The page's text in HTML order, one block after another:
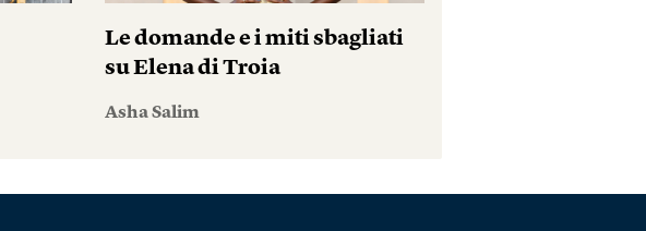
Le domande e i miti sbagliati
su Elena di Troia
Asha Salim